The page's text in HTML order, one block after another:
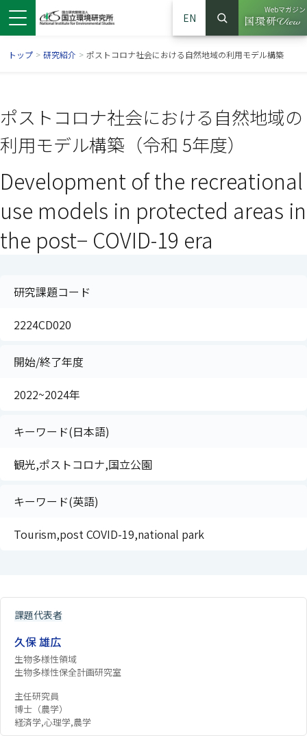
ドウで開きます）
ンドウで開きます）
ウインドウで開きます）
EN
サイト内検索
検索
Webマガジン
（別ウイ
トップ > 研究紹介 > ポストコロナ社会における自然地域の利用モデル構築
ポストコロナ社会における自然地域の
利用モデル構築（令和 5年度）
Development of the recreational
use models in protected areas in
the post− COVID-19 era
研究課題コード
2224CD020
開始/終了年度
2022~2024年
キーワード(日本語)
観光,ポストコロナ,国立公園
キーワード(英語)
Tourism,post COVID-19,national park
課題代表者
久保 雄広
生物多様性領域
生物多様性保全計画研究室
主任研究員
博士（農学）
経済学,心理学,農学